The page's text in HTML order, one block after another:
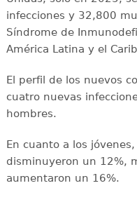
infecciones y 32,800
Síndrome de
América Latina y el
El perfil de los nuevos
cuatro nuevas
hombres.
En cuanto a los
disminuyeron un 12%,
aumentaron un 16%.